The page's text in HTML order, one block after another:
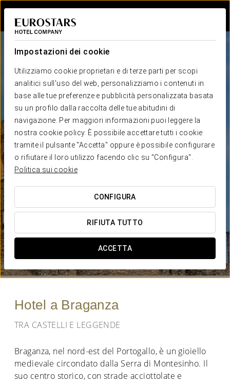
Impostazioni dei cookie
Utilizziamo cookie proprietari e di terze parti per scopi
analitici sull'uso del web, personalizziamo i contenuti in
base alle tue preferenze e pubblicità personalizzata basata
su un profilo dalla raccolta delle tue abitudini di
navigazione. Per maggiori informazioni puoi leggere la
nostra cookie policy. È possibile accettare tutti i cookie
tramite il pulsante "Accetta" oppure è possibile configurare
o rifiutare il loro utilizzo facendo clic su "Configura".
Politica sui cookie
CONFIGURA
RIFIUTA TUTTO
ACCETTA
Hotel a Braganza
TRA CASTELLI E LEGGENDE
Braganza, nel nord-est del Portogallo, è un gioiello
medievale circondato dalla Serra di Montesinho. Il
suo centro storico, con strade acciottolate e